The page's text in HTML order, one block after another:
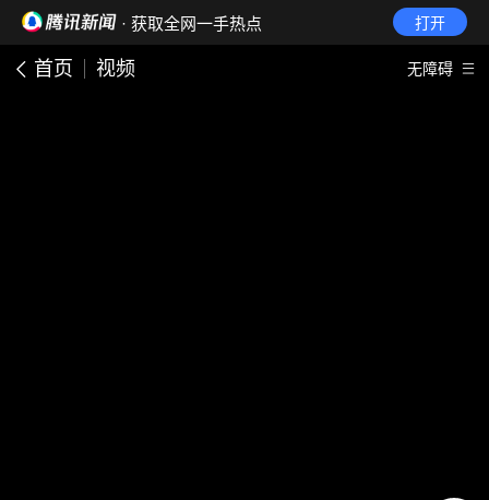
· 获取全网一手热点 打开
首页 视频 无障碍